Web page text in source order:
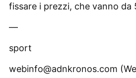
fissare i prezzi, che vanno da
—
sport
webinfo@adnkronos.com